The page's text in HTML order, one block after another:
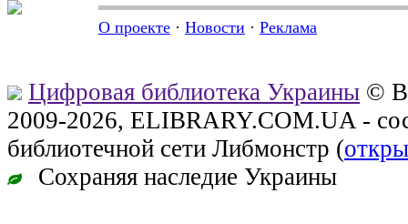
О проекте · Новости · Реклама
Цифровая библиотека Украины ©
2009-2026, ELIBRARY.COM.UA -
библиотечной сети Либмонстр (
Сохраняя наследие Украины